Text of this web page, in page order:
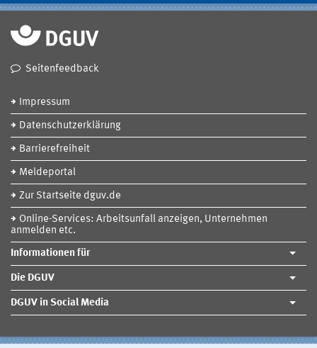
Seitenfeedback
Impressum
Datenschutzerklärung
Barrierefreiheit
Meldeportal
Zur Startseite dguv.de
Online-Services: Arbeitsunfall anzeigen, Unternehmen
anmelden etc.
Informationen für
Die DGUV
DGUV in Social Media